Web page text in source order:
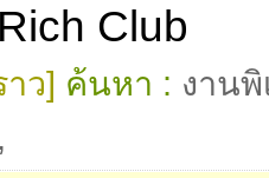
Club
ว] ค้นหา : งานพิ
,